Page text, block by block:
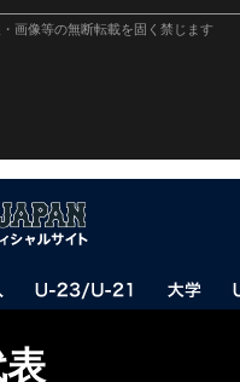
画像等の無断転載を固く禁じます